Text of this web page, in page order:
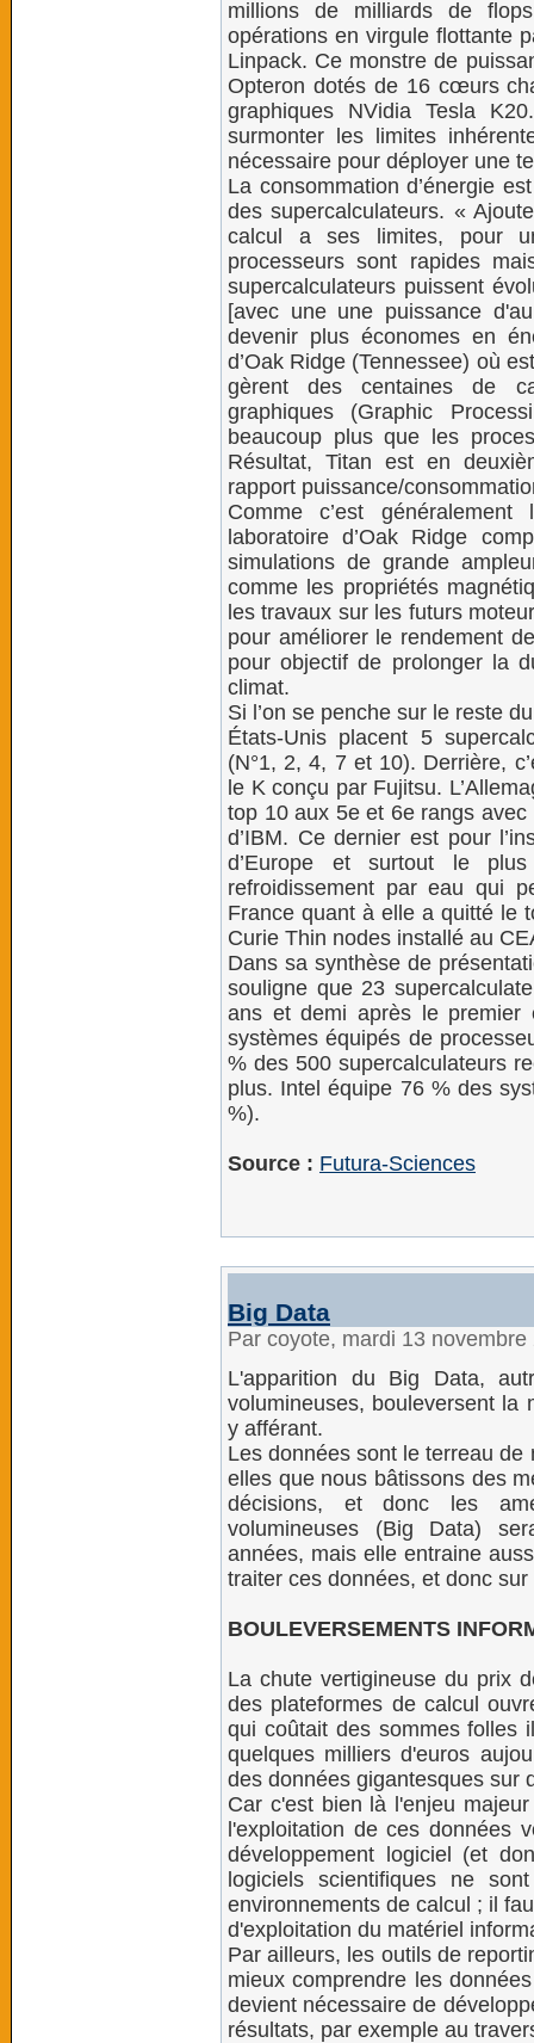
millions de milliards de
opérations en virgule flottante
Linpack. Ce monstre de
Opteron dotés de 16 cœurs
graphiques NVidia Tesla
surmonter les limites
nécessaire pour déployer une
La consommation d’énergie
des supercalculateurs. «
calcul a ses limites, pour
processeurs sont rapides
supercalculateurs puissent
[avec une une puissance
devenir plus économes en
d’Oak Ridge (Tennessee) où
gèrent des centaines de
graphiques (Graphic
beaucoup plus que les
Résultat, Titan est en
rapport puissance/
Comme c’est
laboratoire d’Oak Ridge
simulations de grande
comme les propriétés
les travaux sur les futurs
pour améliorer le rendement
pour objectif de prolonger la
climat.
Si l’on se penche sur le reste
États-Unis placent 5
(N°1, 2, 4, 7 et 10). Derrière,
le K conçu par Fujitsu.
top 10 aux 5e et 6e rangs
d’IBM. Ce dernier est pour
d’Europe et surtout le
refroidissement par eau qui
France quant à elle a quitté le
Curie Thin nodes installé au
Dans sa synthèse de
souligne que 23
ans et demi après le premier
systèmes équipés de
% des 500 supercalculateurs
plus. Intel équipe 76 % des
%).
Source : Futura-Sciences
Big Data
Par coyote, mardi 13
L'apparition du Big Data,
volumineuses, bouleversent la
y afférant.
Les données sont le terreau
elles que nous bâtissons des
décisions, et donc les
volumineuses (Big Data)
années, mais elle entraine
traiter ces données, et donc
BOULEVERSEMENTS
La chute vertigineuse du prix
des plateformes de calcul
qui coûtait des sommes folles
quelques milliers d'euros
des données gigantesques sur
Car c'est bien là l'enjeu
l'exploitation de ces données
développement logiciel (et
logiciels scientifiques ne
environnements de calcul ; il
d'exploitation du matériel
Par ailleurs, les outils de
mieux comprendre les
devient nécessaire de
résultats, par exemple au